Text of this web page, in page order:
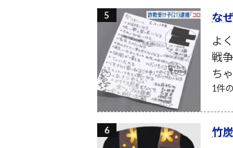
な
よ
戦
ち
1件
竹